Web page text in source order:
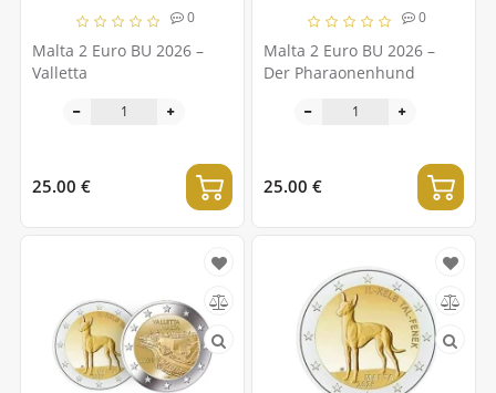
0
Malta 2 Euro BU 2026 –
Valletta
25.00 €
0
Malta 2 Euro BU 2026 –
Der Pharaonenhund
25.00 €